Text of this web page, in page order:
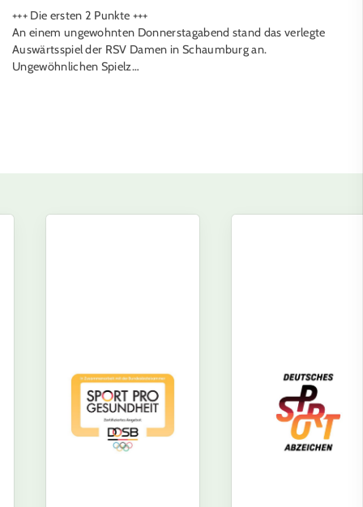
+++ Die ersten 2 Punkte +++
An einem ungewohnten Donnerstagabend stand das verlegte
Auswärtsspiel der RSV Damen in Schaumburg an.
Ungewöhnlichen Spielz…